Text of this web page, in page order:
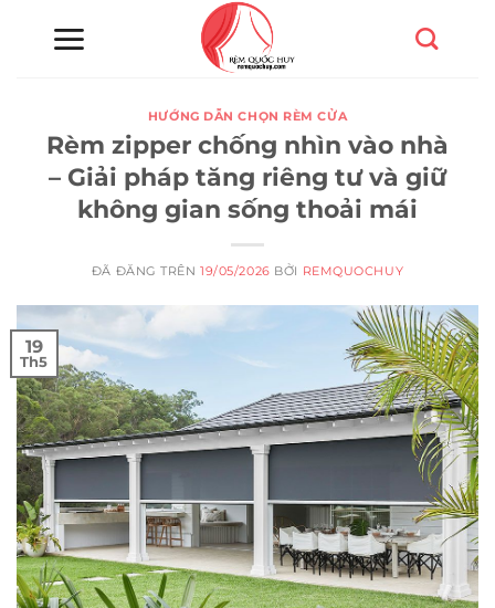
HƯỚNG DẪN CHỌN RÈM CỬA
Rèm zipper chống nhìn vào nhà
– Giải pháp tăng riêng tư và giữ
không gian sống thoải mái
ĐÃ ĐĂNG TRÊN19/05/2026 BỞI REMQUOCHUY
19
Th5